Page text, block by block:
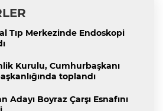
Tıp Merkezinde Endoskopi
Kurulu, Cumhurbaşkanı
toplandı
Adayı Boyraz Çarşı Esnafını